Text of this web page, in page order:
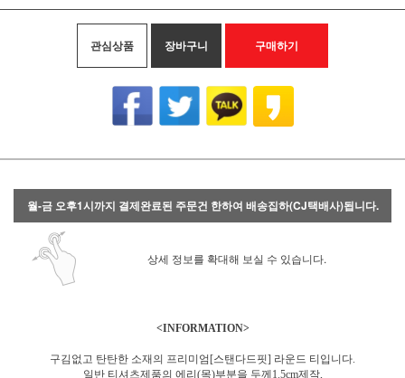
관심상품 장바구니 구매하기
월-금 오후1시까지 결제완료된 주문건 한하여 배송집하(CJ택배사)됩니다.
상세 정보를 확대해 보실 수 있습니다.
<INFORMATION>
구김없고 탄탄한 소재의 프리미엄[스탠다드핏] 라운드 티입니다.
일반 티셔츠제품의 에리(목)부분을 두께1.5cm제작,